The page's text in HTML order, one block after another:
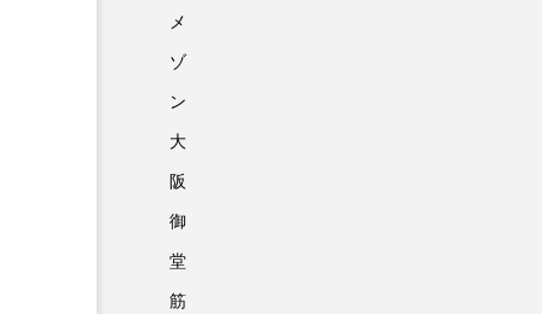
メ
ゾ
ン
大
阪
御
堂
筋